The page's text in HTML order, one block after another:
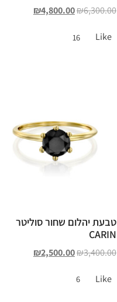
₪6,300.00
₪4,800.00
Like
16
טבעת יהלום שחור סוליטר
CARIN
₪3,400.00
₪2,500.00
Like
6